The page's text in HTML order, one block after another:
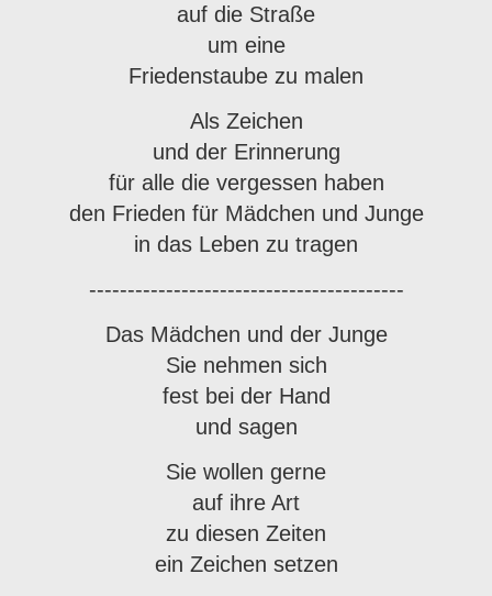
auf die Straße
um eine
Friedenstaube zu malen
Als Zeichen
und der Erinnerung
für alle die vergessen haben
den Frieden für Mädchen und Junge
in das Leben zu tragen
-----------------------------------------
Das Mädchen und der Junge
Sie nehmen sich
fest bei der Hand
und sagen
Sie wollen gerne
auf ihre Art
zu diesen Zeiten
ein Zeichen setzen